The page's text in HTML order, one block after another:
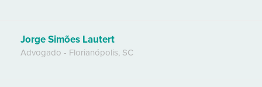
Jorge Simões Lautert
Advogado - Florianópolis, SC